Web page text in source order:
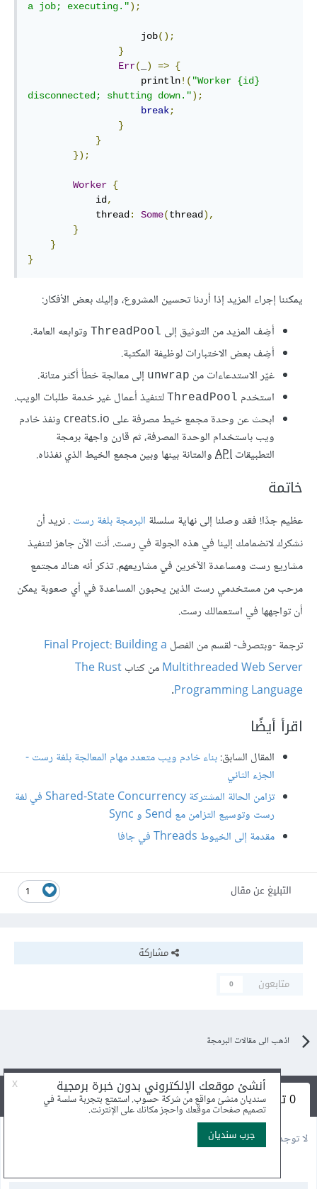
a job; executing.");
                    job
();
}
Err( ) => {
                    println
!( "Worker {id}
disconnected; shutting down.");
break;
}
}
});
Worker {
            id
,
            thread
: Some(thread ),
}
}
}
يمكننا إجراء المزيد إذا أردنا تحسين المشروع، وإليك بعض الأفكار:
أضِف المزيد من التوثيق إلى ThreadPool وتوابعه العامة.
أضِف بعض الاختبارات لوظيفة المكتبة.
غيّر الاستدعاءات من unwrap إلى معالجة خطأ أكثر متانة.
استخدم ThreadPool لتنفيذ أعمال غير خدمة طلبات الويب.
ابحث عن وحدة مجمع خيط مصرفة على creats.io ونفذ خادم
ويب باستخدام الوحدة المصرفة، ثم قارن واجهة برمجة
التطبيقاتAPIوالمتانة بينها وبين مجمع الخيط الذي نفذناه.
خاتمة
عظيم جدًا! فقد وصلنا إلى نهاية سلسلة البرمجة بلغة رست. نريد أن
نشكرك لانضمامك إلينا في هذه الجولة في رست. أنت الآن جاهز لتنفيذ
مشاريع رست ومساعدة الآخرين في مشاريعهم. تذكر أنه هناك مجتمع
مرحب من مستخدمي رست الذين يحبون المساعدة في أي صعوبة يمكن
أن تواجهها في استعمالك رست.
ترجمة -وبتصرف- لقسم من الفصل Final Project: Building a
Multithreaded Web Serverمن كتابThe Rust
Programming Language
.
اقرأ أيضًا
المقال السابق:بناء خادم ويب متعدد مهام المعالجة بلغة رست -
الجزء الثاني
تزامن الحالة المشتركة Shared-State Concurrency في لغة
رست وتوسيع التزامن مع Send و Sync
مقدمة إلى الخيوط Threads في جافا
1 التبليغ عن مقال
مشاركة
متابعون
0
اذهب الى مقالات البرمجة
0 تعليقات
لا توجد أية تعليقات بعد